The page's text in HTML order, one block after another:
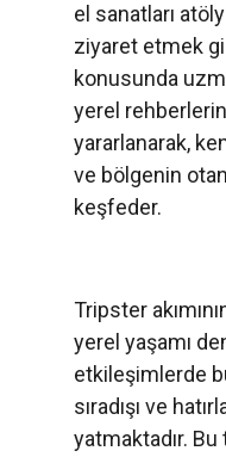
el sanatları
ziyaret etmek
konusunda
yerel
yararlanarak,
ve bölgenin
keşfeder.
Tripster
yerel yaşamı
etkileşimlerde
sıradışı ve
yatmaktadır.